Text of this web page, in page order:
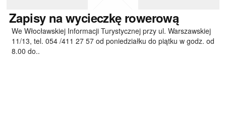
Zapisyna wycieczkę rowerową
We Włocławskiej Informacji Turystycznej przy ul. Warszawskiej
11/13, tel. 054 /411 27 57 od poniedziałku do piątku w godz. od
8.00 do..